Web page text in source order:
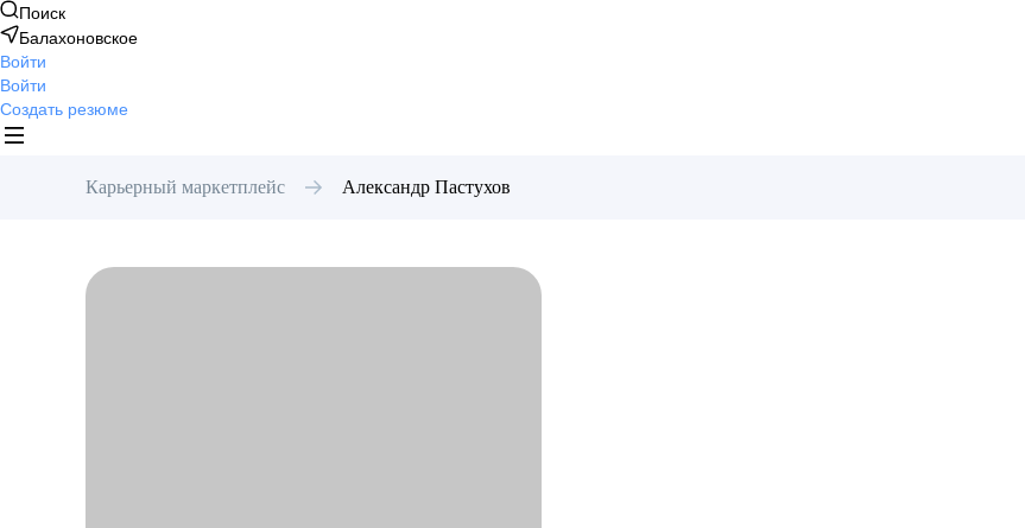
Поиск
Балахоновское
Войти
Войти
Создать резюме
Карьерный маркетплейс Александр Пастухов